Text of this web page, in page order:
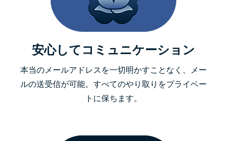
安心してコミュニケーション
本当のメールアドレスを一切明かすことなく、メー
ルの送受信が可能。すべてのやり取りをプライベー
トに保ちます。